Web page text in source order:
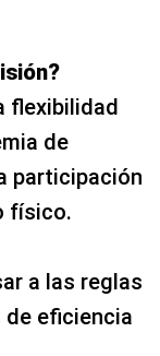
flexibilidad
de
participación
físico.
a las reglas
de eficiencia